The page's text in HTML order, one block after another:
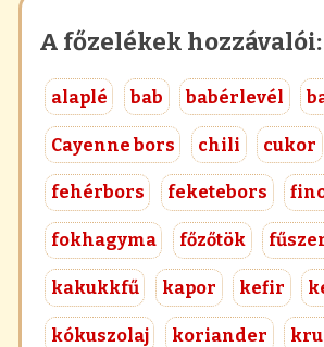
A főzelékek hozzávalói:
alaplé bab babérlevél
Cayenne bors chili cukor
fehérbors feketebors
fokhagyma főzőtök
kakukkfű kapor kefir
kókuszolaj koriander